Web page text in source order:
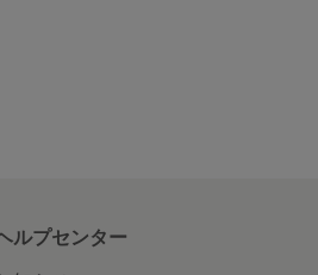
ルプセンター